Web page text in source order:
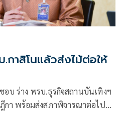
.กาสิโนแล้วส่งไม้ต่อให้
อบ ร่าง พรบ.ธุรกิจสถานบันเทิงฯ
กา พร้อมส่งสภาพิจารณาต่อไป